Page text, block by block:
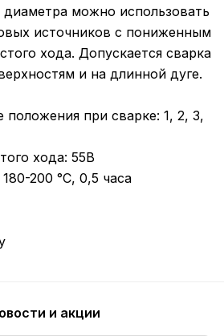
можно использовать
источников с пониженным
хода. Допускается сварка
и на длинной дуге.
положения при сварке: 1, 2, 3,
хода: 55В
200 °С, 0,5 часа
и акции